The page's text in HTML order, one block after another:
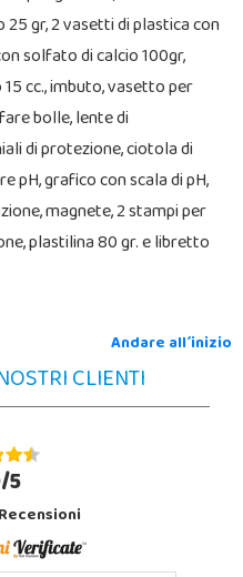
gr, 2 vasetti di plastica con
solfato di calcio 100gr,
cc., imbuto, vasetto per
bolle, lente di
di protezione, ciotola di
pH, grafico con scala di pH,
magnete, 2 stampi per
plastilina 80 gr. e libretto
Andare all´inizio
CLIENTI
5
Recensioni